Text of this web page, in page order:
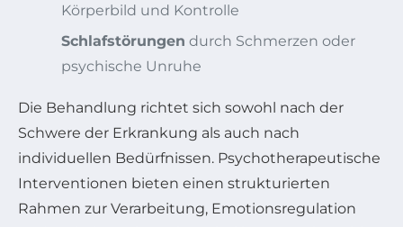
Körperbild und Kontrolle
Schlafstörungen durch Schmerzen oder
psychische Unruhe
Die Behandlung richtet sich sowohl nach der
Schwere der Erkrankung als auch nach
individuellen Bedürfnissen. Psychotherapeutische
Interventionen bieten einen strukturierten
Rahmen zur Verarbeitung, Emotionsregulation